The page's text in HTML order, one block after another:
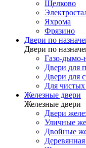
Щелково
Яхрома
Фрязино
Двери по
Двери по
Газо-дымо-
Двери для
Двери для
Для
Железные двери
Железные двери
Двери
Уличные
Двойные